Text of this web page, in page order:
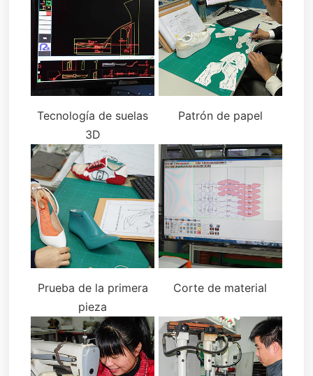
Tecnología de suelas
3D
Patrón de papel
Prueba de la primera
pieza
Corte de material